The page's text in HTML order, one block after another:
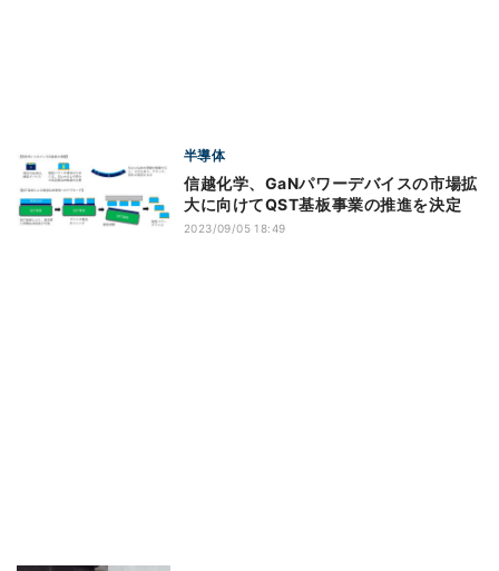
半導体
信越化学、GaNパワーデバイスの市場拡
大に向けてQST基板事業の推進を決定
2023/09/05 18:49